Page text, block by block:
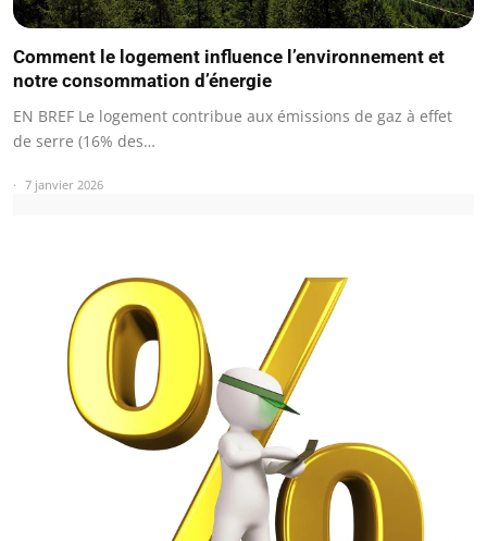
Comment le logement influence l’environnement et
notre consommation d’énergie
EN BREF Le logement contribue aux émissions de gaz à effet
de serre (16% des…
7 janvier 2026